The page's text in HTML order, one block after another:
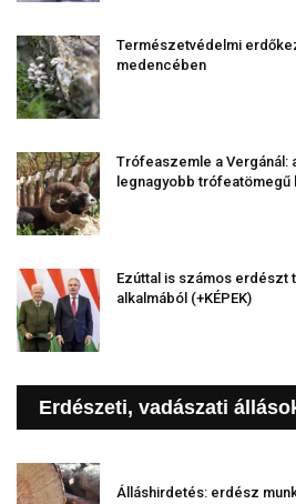
Természetvédelmi
medencében
Trófeaszemle a Vergánál:
legnagyobb trófeatömegű
Ezúttal is számos erdészt
alkalmából (+KÉPEK)
Erdészeti, vadászati
Álláshirdetés: erdész